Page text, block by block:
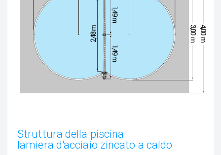
Struttura della piscina:
lamiera d'acciaio zincato a caldo